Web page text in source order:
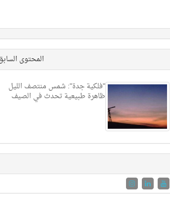
المحتوى
"فلكية جدة": شمس منتصف الليل
ظاهرة طبيعية تحدث في الصيف